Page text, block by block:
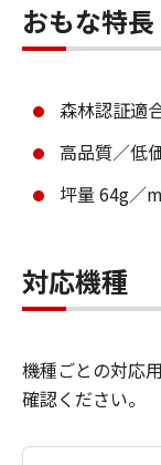
おもな特長
森林認証適
高品質／低
坪量 64g／m
対応機種
機種ごとの対応
確認ください。